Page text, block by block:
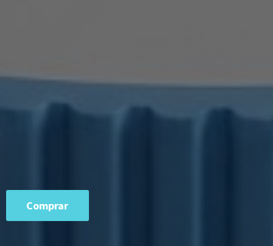
Comprar